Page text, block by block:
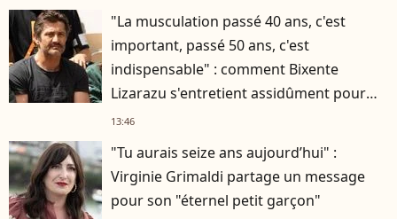
"La musculation passé 40 ans, c'est
important, passé 50 ans, c'est
indispensable" : comment Bixente
Lizarazu s'entretient assidûment pour
rester musclé à 56 ans ?
13:46
"Tu aurais seize ans aujourd’hui" :
Virginie Grimaldi partage un message
pour son "éternel petit garçon"